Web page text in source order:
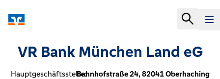
VR Bank München Land eG
Hauptgeschäftsstelle:Bahnhofstraße 24,82041Oberhaching